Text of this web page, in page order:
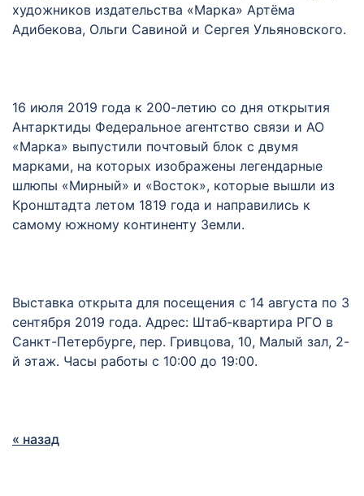
художников издательства «Марка» Артёма
Адибекова, Ольги Савиной и Сергея Ульяновского.
16 июля 2019 года к 200-летию со дня открытия
Антарктиды Федеральное агентство связи и АО
«Марка» выпустили почтовый блок с двумя
марками, на которых изображены легендарные
шлюпы «Мирный» и «Восток», которые вышли из
Кронштадта летом 1819 года и направились к
самому южному континенту Земли.
Выставка открыта для посещения с 14 августа по 3
сентября 2019 года. Адрес: Штаб-квартира РГО в
Санкт-Петербурге, пер. Гривцова, 10, Малый зал, 2-
й этаж. Часы работы с 10:00 до 19:00.
« назад